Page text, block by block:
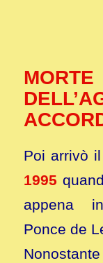
MORTE
Poi arrivò il
1995
appena
Ponce de